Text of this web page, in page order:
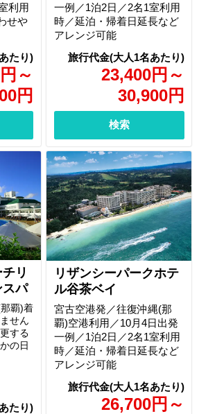
円 ～
円
利用
せや
23,400円 ～
30,900円
一例／1泊2日／2名1室利用
時／延泊・帰着日延長など
アレンジ可能
検索
リ
スパ
覇)着
せん
する
の日
リザンシーパークホテ
ル谷茶ベイ
26,700円 ～
宮古空港発／往復沖縄(那
覇)空港利用／10月4日出発
一例／1泊2日／2名1室利用
時／延泊・帰着日延長など
アレンジ可能